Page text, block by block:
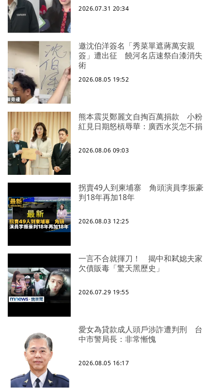
2026.07.31 20:34
邀沈伯洋簽名「秀菜單遮蔣萬安親
簽」遭出征 饒河名店速祭白漆消失
術
2026.08.05 19:52
熊本震災鄭麗文自掏百萬捐款 小粉
紅見日期怒槓辱華：廣西水災怎不捐
2026.08.06 09:03
拐賣49人到柬埔寨 角頭演員李振豪
判18年再加18年
2026.08.03 12:25
一言不合就揮刀！ 揭中和弒媳夫家
欠債販毒「驚天黑歷史」
2026.07.29 19:55
愛女為貸款成人頭戶涉詐遭判刑 台
中市警局長：非常慚愧
2026.08.05 16:17